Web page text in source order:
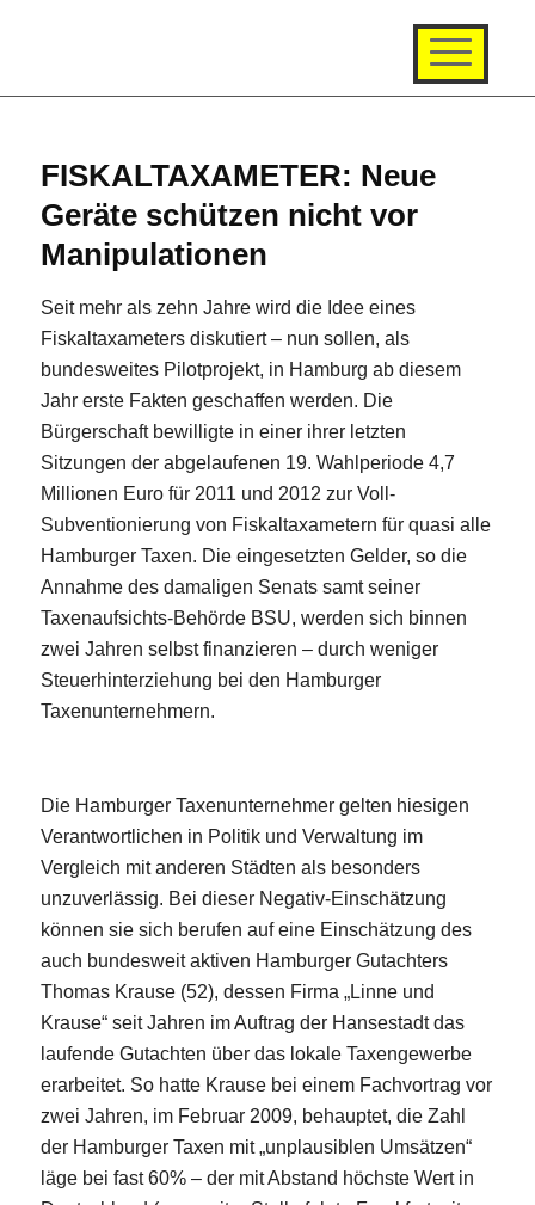
FISKALTAXAMETER: Neue
Geräte schützen nicht vor
Manipulationen
Seit mehr als zehn Jahre wird die Idee eines
Fiskaltaxameters diskutiert – nun sollen, als
bundesweites Pilotprojekt, in Hamburg ab diesem
Jahr erste Fakten geschaffen werden. Die
Bürgerschaft bewilligte in einer ihrer letzten
Sitzungen der abgelaufenen 19. Wahlperiode 4,7
Millionen Euro für 2011 und 2012 zur Voll-
Subventionierung von Fiskaltaxametern für quasi alle
Hamburger Taxen. Die eingesetzten Gelder, so die
Annahme des damaligen Senats samt seiner
Taxenaufsichts-Behörde BSU, werden sich binnen
zwei Jahren selbst finanzieren – durch weniger
Steuerhinterziehung bei den Hamburger
Taxenunternehmern.
Die Hamburger Taxenunternehmer gelten hiesigen
Verantwortlichen in Politik und Verwaltung im
Vergleich mit anderen Städten als besonders
unzuverlässig. Bei dieser Negativ-Einschätzung
können sie sich berufen auf eine Einschätzung des
auch bundesweit aktiven Hamburger Gutachters
Thomas Krause (52), dessen Firma „Linne und
Krause“ seit Jahren im Auftrag der Hansestadt das
laufende Gutachten über das lokale Taxengewerbe
erarbeitet. So hatte Krause bei einem Fachvortrag vor
zwei Jahren, im Februar 2009, behauptet, die Zahl
der Hamburger Taxen mit „unplausiblen Umsätzen“
läge bei fast 60% – der mit Abstand höchste Wert in